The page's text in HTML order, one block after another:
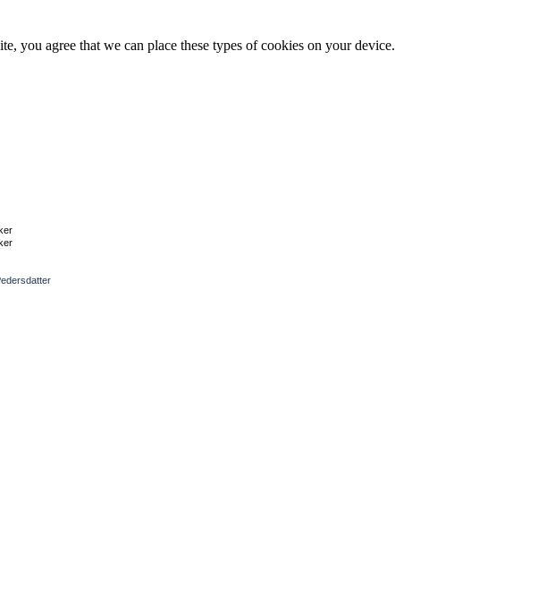
you agree that we can place these types of cookies on your device.